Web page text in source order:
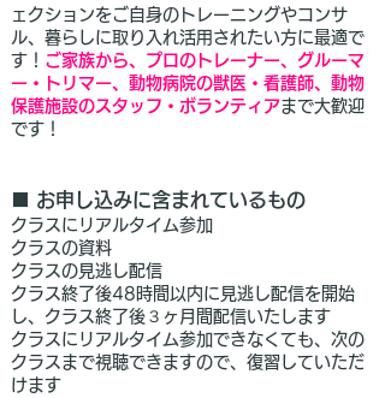
ェクションをご自身のトレーニングやコンサ
ル、暮らしに取り入れ活用されたい方に最適で
す！ ご家族から、プロのトレーナー、グルーマ
ー・トリマー、動物病院の獣医・看護師、動物
保護施設のスタッフ・ボランティアまで大歓迎
です！
■ お申し込みに含まれているもの
クラスにリアルタイム参加
クラスの資料
クラスの見逃し配信
クラス終了後48時間以内に見逃し配信を開始
し、クラス終了後３ヶ月間配信いたします
クラスにリアルタイム参加できなくても、次の
クラスまで視聴できますので、復習していただ
けます